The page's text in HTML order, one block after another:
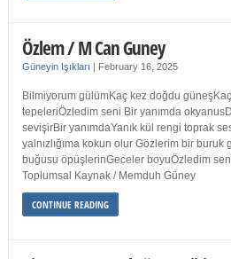
Özlem / M Can Guney
Güneyin Işıkları | February 16, 2025
Bilmiyorum gülümKaç kez doğdu güneşKaç
tepeleriÖzledim seni Bir yanımda
sevişirBir yanımdaYanık kül rengi toprak
yalnızlığıma kokun olur Gözlerim bir buruk
buğusu öpüşlerinGeceler boyuÖzledim
Toplumsal Kaynak / Memduh Güney
CONTINUE READING